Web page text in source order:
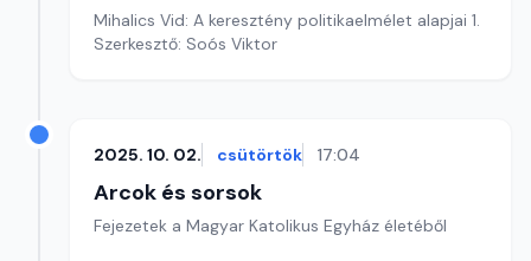
Mihalics Vid: A keresztény politikaelmélet alapjai 1.
Szerkesztő: Soós Viktor
2025. 10. 02. csütörtök 17:04
Arcok és sorsok
Fejezetek a Magyar Katolikus Egyház életéből